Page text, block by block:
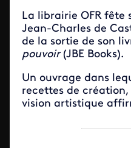
La librairie OFR fête
Jean-Charles de
de la sortie de son
pouvoir(JBE Books).
Un ouvrage dans
recettes de
vision artistique